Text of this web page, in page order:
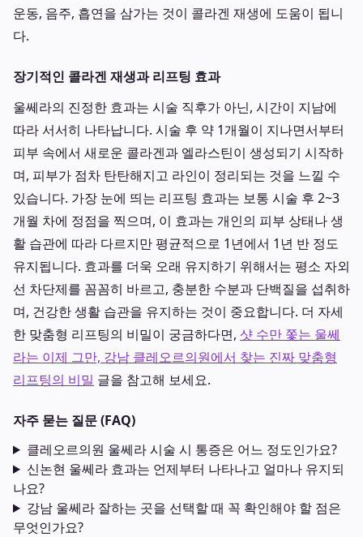
운동, 음주, 흡연을 삼가는 것이 콜라겐 재생에 도움이 됩니
다.
장기적인 콜라겐 재생과 리프팅 효과
울쎄라의 진정한 효과는 시술 직후가 아닌, 시간이 지남에
따라 서서히 나타납니다. 시술 후 약 1개월이 지나면서부터
피부 속에서 새로운 콜라겐과 엘라스틴이 생성되기 시작하
며, 피부가 점차 탄탄해지고 라인이 정리되는 것을 느낄 수
있습니다. 가장 눈에 띄는 리프팅 효과는 보통 시술 후 2~3
개월 차에 정점을 찍으며, 이 효과는 개인의 피부 상태나 생
활 습관에 따라 다르지만 평균적으로 1년에서 1년 반 정도
유지됩니다. 효과를 더욱 오래 유지하기 위해서는 평소 자외
선 차단제를 꼼꼼히 바르고, 충분한 수분과 단백질을 섭취하
며, 건강한 생활 습관을 유지하는 것이 중요합니다. 더 자세
한 맞춤형 리프팅의 비밀이 궁금하다면, 샷 수만 쫓는 울쎄
라는 이제 그만, 강남 클레오르의원에서 찾는 진짜 맞춤형
리프팅의 비밀 글을 참고해 보세요.
자주 묻는 질문 (FAQ)
클레오르의원 울쎄라 시술 시 통증은 어느 정도인가요?
신논현 울쎄라 효과는 언제부터 나타나고 얼마나 유지되
나요?
강남 울쎄라 잘하는 곳을 선택할 때 꼭 확인해야 할 점은
무엇인가요?